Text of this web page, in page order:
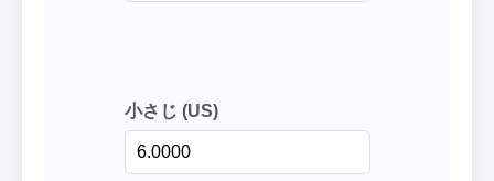
小さじ (US)